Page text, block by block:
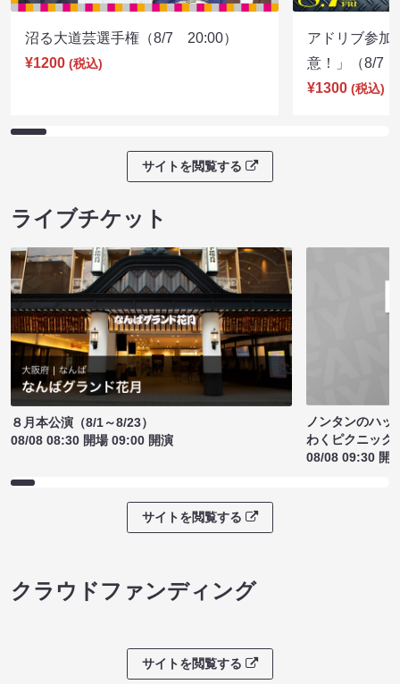
沼る大道芸選手権（8/7 20:00）
¥1200 (税込)
アドリブ参加
意！」（8/7
¥1300 (税込)
サイトを閲覧する
ライブチケット
８月本公演（8/1～8/23）
08/08 08:30 開場 09:00 開演
ノンタンのハッ
わくピクニック
08/08 09:30 開
サイトを閲覧する
クラウドファンディング
サイトを閲覧する